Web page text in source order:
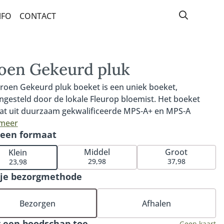
DUURZAAMHEID
RUIMTE BOVEN DE WINKEL
ONS TEAM
WORKSHOPS
CONTACT
Gekeurd pluk
Gekeurd pluk boeket is een uniek boeket,
door de lokale Fleurop bloemist. Het boeket
uit duurzaam gekwalificeerde MPS-A+ en MPS-A
die op het moment van bestellen goed
zijn. MPS- ABC is het wereldwijde certificaat dat
van bloemen aantoonbaar maakt. Door te
voor een Groen Gekeurd-boeket ben je zeker van de
duurzame en groene keuze uit het Fleurop assortiment.
boeket is een voorbeeld van het
bloemen die op dat moment beschikbaar en
verkregen zijn, is ieder boeket uniek. Hierdoor
formaat
Klein
23,98
Middel
29,98
Groot
37,98
bezorgmethode
Bezorgen Afhalen